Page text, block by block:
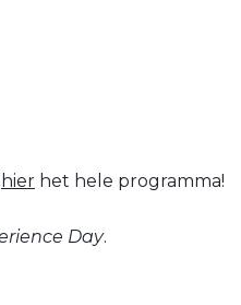
hier het hele programma!
Day.